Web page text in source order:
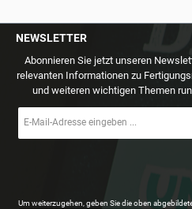
NEWSLETTER
Abonnieren Sie jetzt unseren
relevanten Informationen zu
und weiteren wichtigen Themen
Mail-
Um weiterzugehen, geben Sie die oben